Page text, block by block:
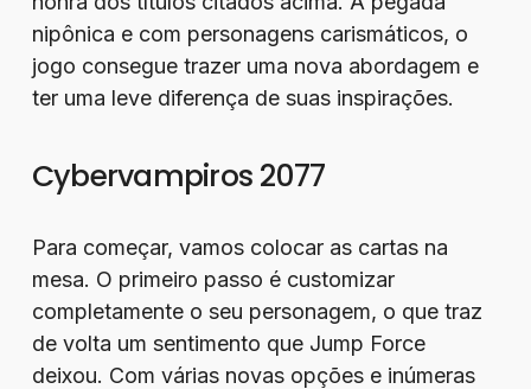
nipônica e com personagens carismáticos, o
jogo consegue trazer uma nova abordagem e
ter uma leve diferença de suas inspirações.
Cybervampiros 2077
Para começar, vamos colocar as cartas na
mesa. O primeiro passo é customizar
completamente o seu personagem, o que traz
de volta um sentimento que Jump Force
deixou. Com várias novas opções e inúmeras